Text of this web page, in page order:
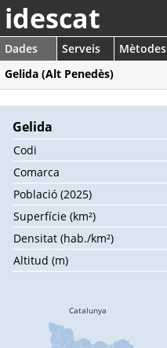
idescat
Dades Serveis Mètodes
Gelida (Alt Penedès)
Gelida
Codi
Comarca
Població (2025)
Superfície (km²)
Densitat (hab./km²)
Altitud (m)